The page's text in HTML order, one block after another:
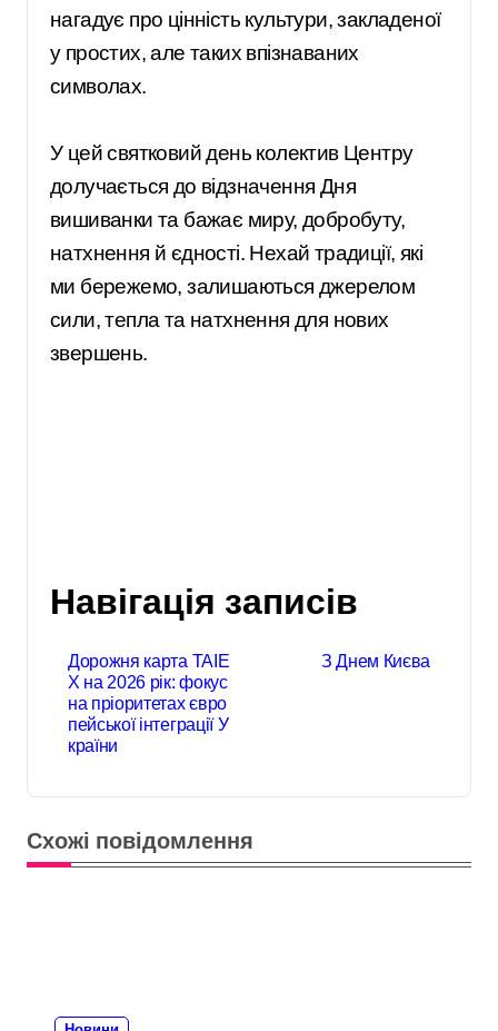
нагадує про цінність культури, закладеної
у простих, але таких впізнаваних
символах.
У цей святковий день колектив Центру
долучається до відзначення Дня
вишиванки та бажає миру, добробуту,
натхнення й єдності. Нехай традиції, які
ми бережемо, залишаються джерелом
сили, тепла та натхнення для нових
звершень.
Навігація записів
Дорожня карта TAIE
X на 2026 рік: фокус
на пріоритетах євро
пейської інтеграції У
країни
З Днем Києва
Схожі повідомлення